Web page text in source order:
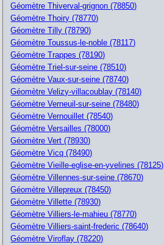
Géomètre Thiverval-grignon (78850)
Géomètre Thoiry (78770)
Géomètre Tilly (78790)
Géomètre Toussus-le-noble (78117)
Géomètre Trappes (78190)
Géomètre Triel-sur-seine (78510)
Géomètre Vaux-sur-seine (78740)
Géomètre Velizy-villacoublay (78140)
Géomètre Verneuil-sur-seine (78480)
Géomètre Vernouillet (78540)
Géomètre Versailles (78000)
Géomètre Vert (78930)
Géomètre Vicq (78490)
Géomètre Vieille-eglise-en-yvelines (78125)
Géomètre Villennes-sur-seine (78670)
Géomètre Villepreux (78450)
Géomètre Villette (78930)
Géomètre Villiers-le-mahieu (78770)
Géomètre Villiers-saint-frederic (78640)
Géomètre Viroflay (78220)